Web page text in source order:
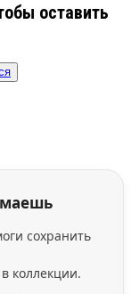
оставить
сохранить
коллекции.